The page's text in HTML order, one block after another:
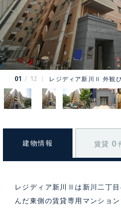
01 12 レジディア新川Ⅱ 外観
建物情報 賃貸 0
レジディア新川Ⅱは新川二丁
んだ東側の賃貸専用マンショ